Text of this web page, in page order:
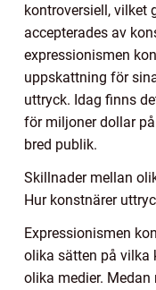
kontroversiell, vilket
accepterades av
expressionismen
uppskattning för
uttryck. Idag finns
för miljoner dollar
bred publik.
Skillnader mellan
Hur konstnärer
Expressionismen
olika sätten på vilka
olika medier.